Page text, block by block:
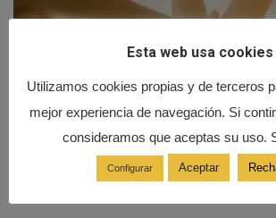
Esta web usa cookies
Utilizamos cookies propias y de terceros
mejor experiencia de navegación. Si
consideramos que aceptas su uso.
Configurar Aceptar